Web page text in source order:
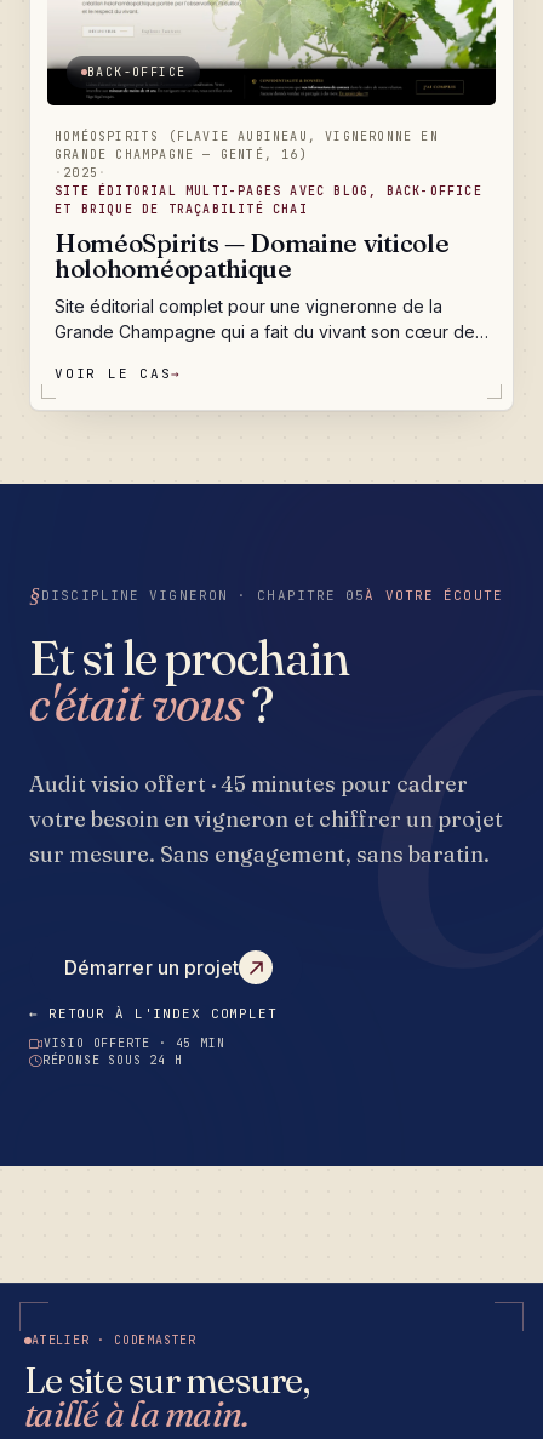
BACK-OFFICE
HOMÉOSPIRITS (FLAVIE AUBINEAU, VIGNERONNE EN
GRANDE CHAMPAGNE — GENTÉ, 16)
· 2025 ·
SITE ÉDITORIAL MULTI-PAGES AVEC BLOG, BACK-OFFICE
ET BRIQUE DE TRAÇABILITÉ CHAI
HoméoSpirits — Domaine viticole
holohoméopathique
Site éditorial complet pour une vigneronne de la
Grande Champagne qui a fait du vivant son cœur de
cinq portes d'entrée scénarisées, un journal de bord
qui raconte la vie du domaine au fil des saisons, un
chai et la boutique de demain. Le tout pensé comme
VOIR LE CAS→
DISCIPLINE VIGNERON · CHAPITRE 05À VOTRE ÉCOUTE
Et si le prochain
c'était vous?
Audit visio offert · 45 minutes pour cadrer
votre besoin en vigneron et chiffrer un projet
sur mesure. Sans engagement, sans baratin.
Démarrer un projet
← RETOUR À L'INDEX COMPLET
VISIO OFFERTE · 45 MIN
RÉPONSE SOUS 24 H
ATELIER · CODEMASTER
Le site sur mesure,
taillé à la main.